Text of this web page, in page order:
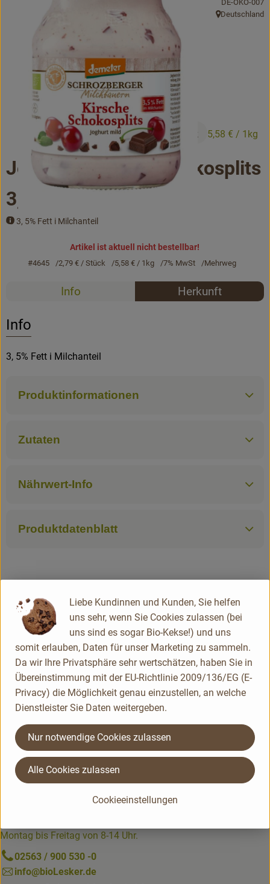
Kühltheke
Vorratskammer...
Drogerie
Getränke
Alternativen zu ...
Unser Lieferservice
Service
Joghurt Kirsche Schokosplits
3,5% 500g
3, 5% Fett i Milchanteil
2,79 € / Stück 5,58 € / 1kg
DE-ÖKO-007
, Herkunft:
Deutschland
Artikel ist aktuell nicht bestellbar!
#4645 2,79 € / Stück 5,58 € / 1kg 7% MwSt Mehrweg
Rezepte
Info Herkunft
Info
3, 5% Fett i Milchanteil
Produktinformationen
Zutaten
Nährwert-Info
Produktdatenblatt
Deutschland
Schrozberger Milchbauern
Du hast eine Frage? Unser Kundenservice hilft dir gerne:
Montag bis Freitag von 8-14 Uhr.
02563 / 900 530 -0
info@bioLesker.de
Liebe Kundinnen und Kunden, Sie helfen
uns sehr, wenn Sie Cookies zulassen (bei
uns sind es sogar Bio-Kekse!) und uns
somit erlauben, Daten für unser Marketing zu sammeln.
Da wir Ihre Privatsphäre sehr wertschätzen, haben Sie in
Übereinstimmung mit der EU-Richtlinie 2009/136/EG (E-
Privacy) die Möglichkeit genau einzustellen, an welche
Dienstleister Sie Daten weitergeben.
Cookieeinstellungen
Nur notwendige Cookies zulassen
Alle Cookies zulassen